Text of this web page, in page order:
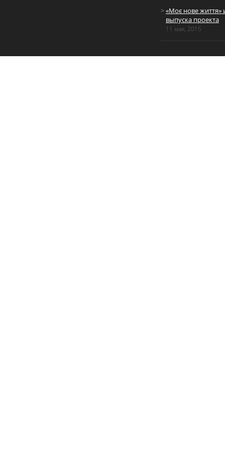
«Моє нове життя»
выпуска проекта
11 мая, 2015